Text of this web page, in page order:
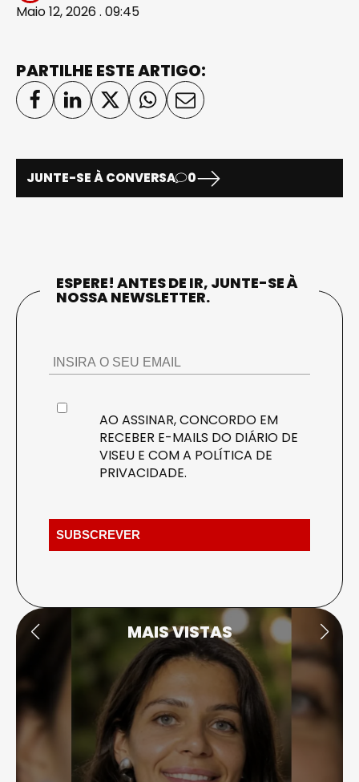
Maio 12, 2026 . 09:45
PARTILHE ESTE ARTIGO:
JUNTE-SE À CONVERSA 0
ESPERE! ANTES DE IR, JUNTE-SE À
NOSSA NEWSLETTER.
AO ASSINAR, CONCORDO EM
RECEBER E-MAILS DO DIÁRIO DE
VISEU E COM A POLÍTICA DE
PRIVACIDADE.
MAIS VISTAS